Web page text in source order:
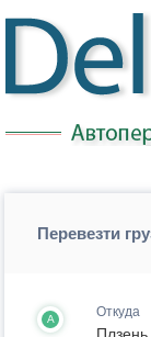
Перевезти
A Откуда